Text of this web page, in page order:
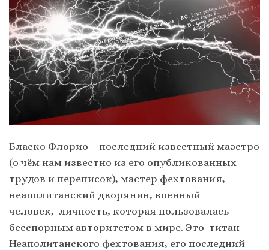
Бласко Флорио – последний известный маэстро
(о чём нам известно из его опубликованных
трудов и переписок), мастер фехтования,
неаполитанский дворянин, военный
человек, личность, которая пользовалась
бесспорным авторитетом в мире. Это титан
Неаполитанского фехтования, его последний